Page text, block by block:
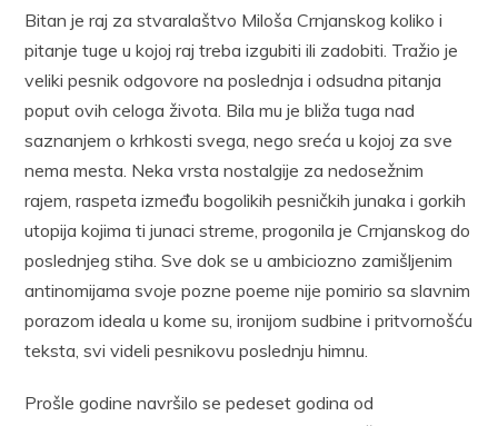
Bitan je raj za stvaralaštvo Miloša Crnjanskog koliko i
pitanje tuge u kojoj raj treba izgubiti ili zadobiti. Tražio je
veliki pesnik odgovore na poslednja i odsudna pitanja
poput ovih celoga života. Bila mu je bliža tuga nad
saznanjem o krhkosti svega, nego sreća u kojoj za sve
nema mesta. Neka vrsta nostalgije za nedosežnim
rajem, raspeta između bogolikih pesničkih junaka i gorkih
utopija kojima ti junaci streme, progonila je Crnjanskog do
poslednjeg stiha. Sve dok se u ambiciozno zamišljenim
antinomijama svoje pozne poeme nije pomirio sa slavnim
porazom ideala u kome su, ironijom sudbine i pritvornošću
teksta, svi videli pesnikovu poslednju himnu.
Prošle godine navršilo se pedeset godina od